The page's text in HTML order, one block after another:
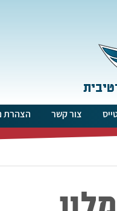
צור קשר הצהרת